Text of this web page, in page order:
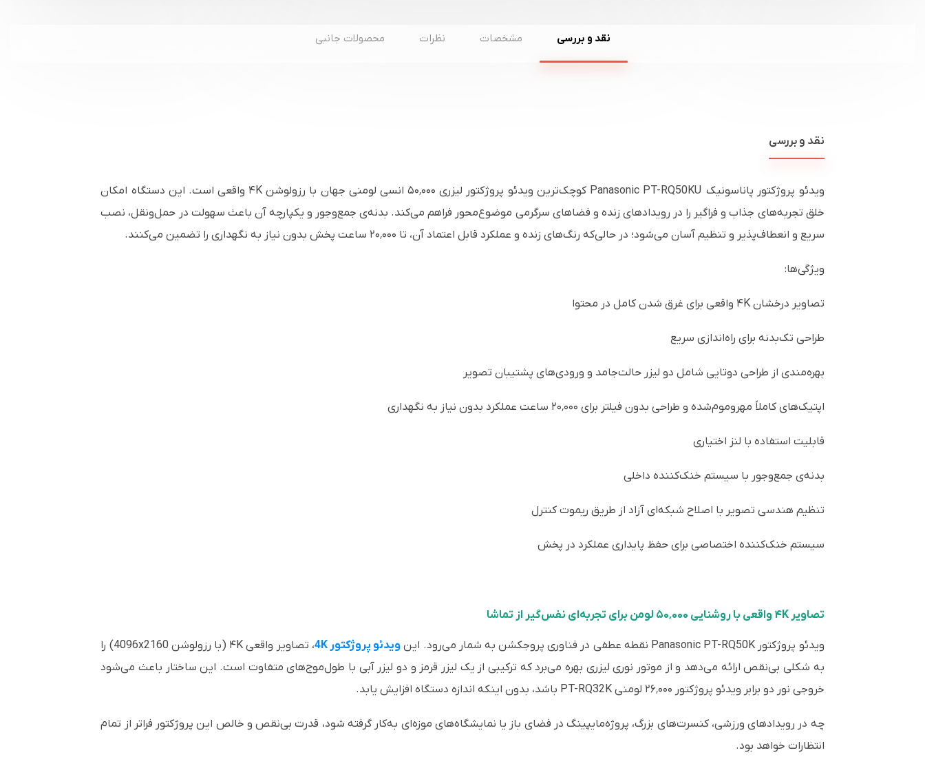
نقد و بررسی مشخصات نظرات محصولات جانبی
نقد و بررسی
ویدئو پروژکتور پاناسونیک Panasonic PT-RQ50KU کوچک‌ترین ویدئو پروژکتور لیزری ۵۰٬۰۰۰ انسی لومنی جهان با رزولوشن ۴K واقعی است. این دستگاه امکان
خلق تجربه‌های جذاب و فراگیر را در رویدادهای زنده و فضاهای سرگرمی موضوع‌محور فراهم می‌کند. بدنه‌ی جمع‌وجور و یکپارچه آن باعث سهولت در حمل‌ونقل، نصب
سریع و انعطاف‌پذیر و تنظیم آسان می‌شود؛ در حالی‌که رنگ‌های زنده و عملکرد قابل اعتماد آن، تا ۲۰٬۰۰۰ ساعت پخش بدون نیاز به نگهداری را تضمین می‌کنند.
ویژگی‌ها:
تصاویر درخشان ۴K واقعی برای غرق شدن کامل در محتوا
طراحی تک‌بدنه برای راه‌اندازی سریع
بهره‌مندی از طراحی دوتایی شامل دو لیزر حالت‌جامد و ورودی‌های پشتیبان تصویر
اپتیک‌های کاملاً مهروموم‌شده و طراحی بدون فیلتر برای ۲۰٬۰۰۰ ساعت عملکرد بدون نیاز به نگهداری
قابلیت استفاده با لنز اختیاری
بدنه‌ی جمع‌وجور با سیستم خنک‌کننده داخلی
تنظیم هندسی تصویر با اصلاح شبکه‌ای آزاد از طریق ریموت کنترل
سیستم خنک‌کننده اختصاصی برای حفظ پایداری عملکرد در پخش
تصاویر ۴K واقعی با روشنایی ۵۰٬۰۰۰ لومن برای تجربه‌ای نفس‌گیر از تماشا
ویدئو پروژکتور Panasonic PT-RQ50K نقطه عطفی در فناوری پروجکشن به شمار می‌رود. این ویدئو پروژکتور 4K
، تصاویر واقعی ۴K (با رزولوشن 4096x2160) را
به شکلی بی‌نقص ارائه می‌دهد و از موتور نوری لیزری بهره می‌برد که ترکیبی از یک لیزر قرمز و دو لیزر آبی با طول‌موج‌های متفاوت است. این ساختار باعث می‌شود
خروجی نور دو برابر ویدئو پروژکتور ۲۶٬۰۰۰ لومنی PT-RQ32K باشد، بدون اینکه اندازه دستگاه افزایش یابد.
چه در رویدادهای ورزشی، کنسرت‌های بزرگ، پروژه‌مایپینگ در فضای باز یا نمایشگاه‌های موزه‌ای به‌کار گرفته شود، قدرت بی‌نقص و خالص این پروژکتور فراتر از تمام
انتظارات خواهد بود.